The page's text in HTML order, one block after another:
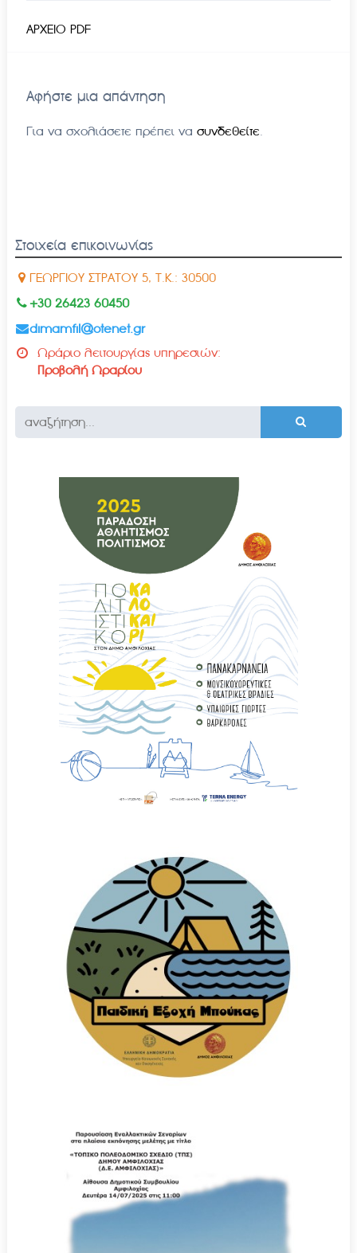
ΑΡΧΕΙΟ PDF
Αφήστε μια απάντηση
Για να σχολιάσετε πρέπει να συνδεθείτε.
Στοιχεία επικοινωνίας
ΓΕΩΡΓΙΟΥ ΣΤΡΑΤΟΥ 5, Τ.Κ.: 30500
+30 26423 60450
dimamfil@otenet.gr
Ωράριο λειτουργίας υπηρεσιών:
Προβολή Ωραρίου